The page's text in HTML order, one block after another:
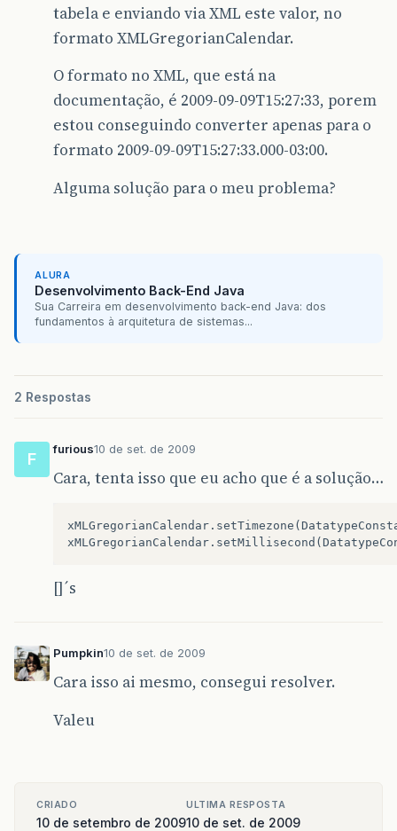
tabela e enviando via XML este valor, no
formato XMLGregorianCalendar.
O formato no XML, que está na
documentação, é 2009-09-09T15:27:33, porem
estou conseguindo converter apenas para o
formato 2009-09-09T15:27:33.000-03:00.
Alguma solução para o meu problema?
ALURA
Desenvolvimento Back-End Java
Sua Carreira em desenvolvimento back-end Java: dos
fundamentos à arquitetura de sistemas...
2 Respostas
F
furious10 de set. de 2009
Cara, tenta isso que eu acho que é a solução…
xMLGregorianCalendar . setTimezone (
xMLGregorianCalendar . setMillisecond (
[]´s
Pumpkin10 de set. de 2009
Cara isso ai mesmo, consegui resolver.
Valeu
CRIADO
10 de setembro de 2009
ULTIMA RESPOSTA
10 de set. de 2009